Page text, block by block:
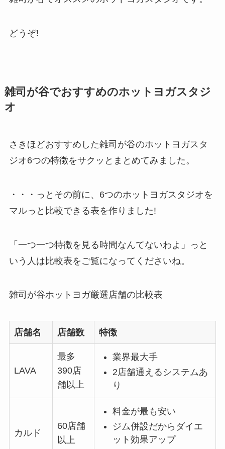
どうぞ!
雑司が谷でおすすめのホットヨガスタジ
オ
さきほどおすすめした雑司が谷のホットヨガスタ
ジオ6つの特徴をサクッとまとめてみました。
・・・っとその前に、6つのホットヨガスタジオを
マルっと比較できる表を作りました!
「一つ一つ特徴を見る時間なんてないわよ」っと
いう人は比較表をご覧になってくださいね。
雑司が谷ホットヨガ厳選店舗の比較表
店舗名 店舗数 特徴
LAVA
最多
390店
舗以上
業界最大手
2店舗通えるシステムあ
り
カルド
60店舗
以上
料金が最も安い
ジム併設だからダイエ
ット効果アップ